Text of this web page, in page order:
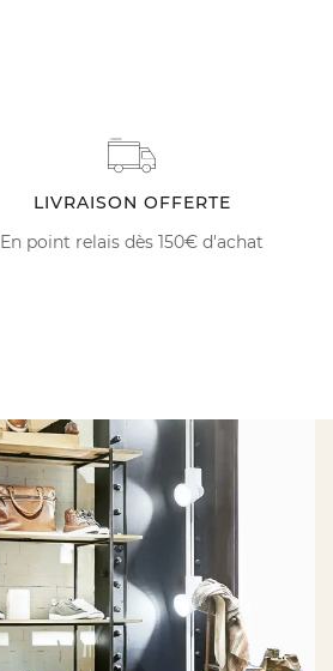
LIVRAISON OFFERTE
En point relais dès 150€ d'achat